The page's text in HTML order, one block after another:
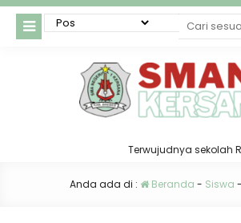
Terwujudnya sekolah
Anda ada di : Beranda - Siswa -